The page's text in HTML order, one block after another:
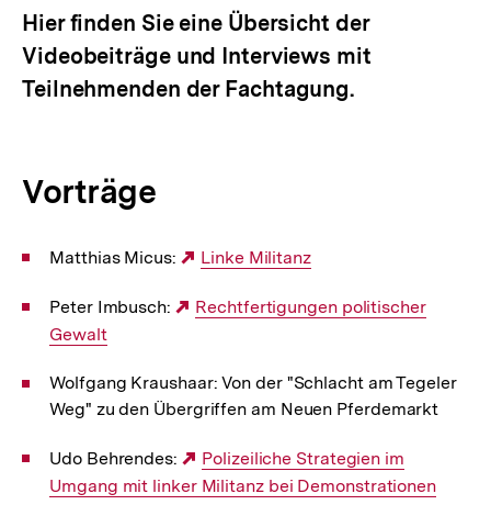
Hier finden Sie eine Übersicht der
Videobeiträge und Interviews mit
Teilnehmenden der Fachtagung.
Vorträge
Matthias Micus:
Externer
Linke Militanz
Peter Imbusch:
Externer
Rechtfertigungen politischer
Gewalt
Wolfgang Kraushaar: Von der "Schlacht am Tegeler
Weg" zu den Übergriffen am Neuen Pferdemarkt
Udo Behrendes:
Externer
Link:
Polizeiliche Strategien im
Umgang mit linker Militanz bei Demonstrationen